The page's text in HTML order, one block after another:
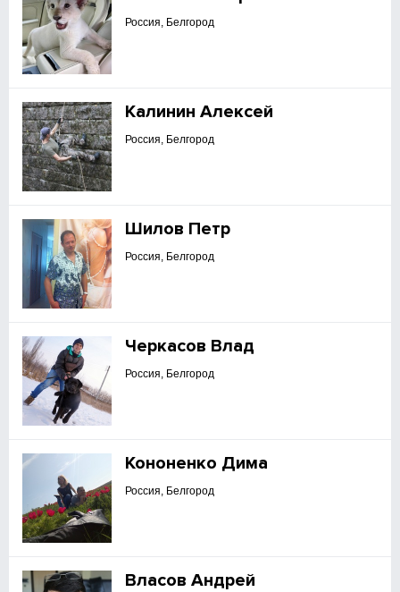
Россия, Белгород
Калинин Алексей
Россия, Белгород
Шилов Петр
Россия, Белгород
Черкасов Влад
Россия, Белгород
Кононенко Дима
Россия, Белгород
Власов Андрей